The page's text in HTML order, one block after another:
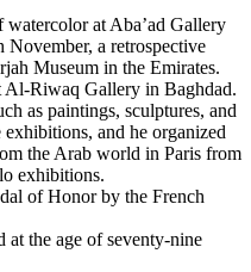
at Aba’ad Gallery
a retrospective
Museum in the Emirates.
Al-Riwaq Gallery in Baghdad.
as paintings, sculptures, and
and he organized
the Arab world in Paris from
exhibitions.
of Honor by the French
at the age of seventy-nine